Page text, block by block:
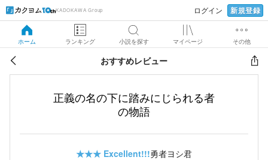
KADOKAWA Group ログイン 新規登録
ホーム ランキング 小説を探す マイページ その他
おすすめレビュー
正義の名の下に踏みにじられる者
の物語
★★★ Excellent!!!勇者ヨシ君